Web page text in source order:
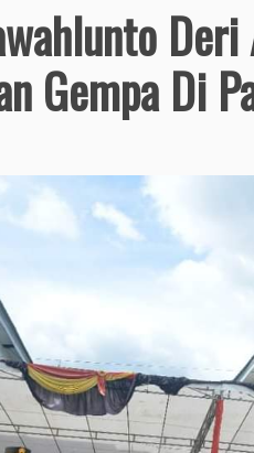
Gempa Di